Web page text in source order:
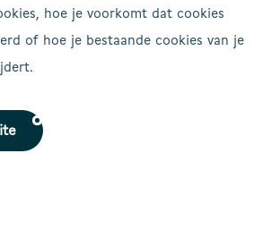
hoe je voorkomt dat cookies
of hoe je bestaande cookies van je